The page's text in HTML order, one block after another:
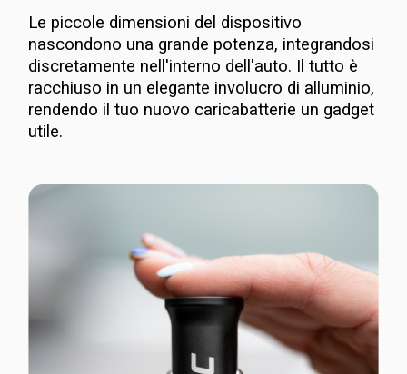
Le piccole dimensioni del dispositivo
nascondono una grande potenza, integrandosi
discretamente nell'interno dell'auto. Il tutto è
racchiuso in un elegante involucro di alluminio,
rendendo il tuo nuovo caricabatterie un gadget
utile.